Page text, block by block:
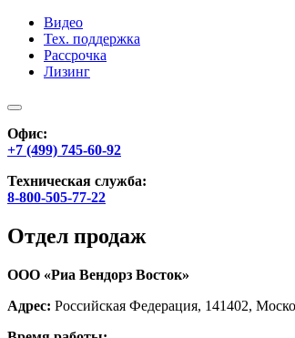
Видео
Тех. поддержка
Рассрочка
Лизинг
Офис:
+7 (499) 745-60-92
Техническая служба:
8-800-505-77-22
Отдел продаж
ООО «Риа Вендорз Восток»
Адрес: Российская Федерация, 141402,